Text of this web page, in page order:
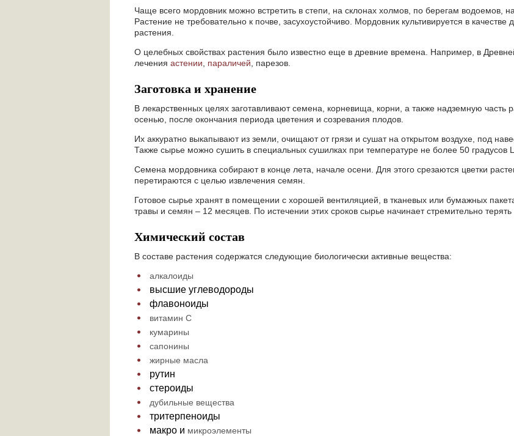
Чаще всего мордовник можно встретить в степи, на склонах холмов, по берегам водоемов,
Растение не требовательно к почве, засухоустойчиво. Мордовник культивируется в качестве
растения.
О целебных свойствах растения было известно еще в древние времена. Например, в
лечения астении параличей , парезов.
Заготовка и хранение
В лекарственных целях заготавливают семена, корневища, корни, а также надземную часть
осенью, после окончания периода цветения и созревания плодов.
Их аккуратно выкапывают из земли, очищают от грязи и сушат на открытом воздухе, под
Также сырье можно сушить в специальных сушилках при температуре не более 50 градусов
Семена мордовника собирают в конце лета, начале осени. Для этого срезаются цветки
перетираются с целью извлечения семян.
Готовое сырье хранят в помещении с хорошей вентиляцией, в тканевых или бумажных
травы и семян – 12 месяцев. По истечении этих сроков сырье начинает стремительно терять
Химический состав
В составе растения содержатся следующие биологически активные вещества:
алкалоиды
высшие углеводороды
флавоноиды
витамин С
кумарины
сапонины
жирные масла
рутин
стероиды
дубильные вещества
тритерпеноиды
макро и микроэлементы